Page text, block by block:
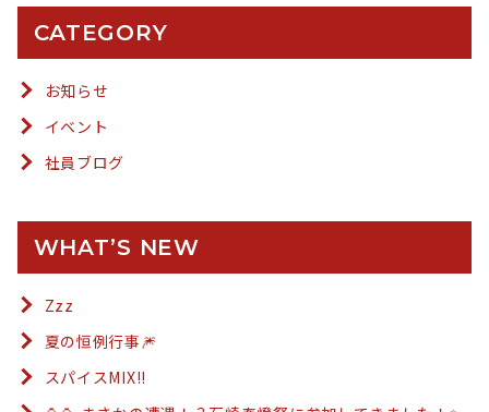
CATEGORY
お知らせ
イベント
社員ブログ
WHAT’S NEW
Zzz
夏の恒例行事🎆
スパイスMIX!!